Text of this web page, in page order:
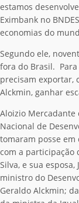
estamos
Eximbank no
economias do
Segundo ele,
fora do Brasil.
precisam exportar,
Alckmin, ganhar
Aloizio Mercadante
Nacional de
tomaram posse
com a participação
Silva, e sua
ministro do
Geraldo Alckmin;